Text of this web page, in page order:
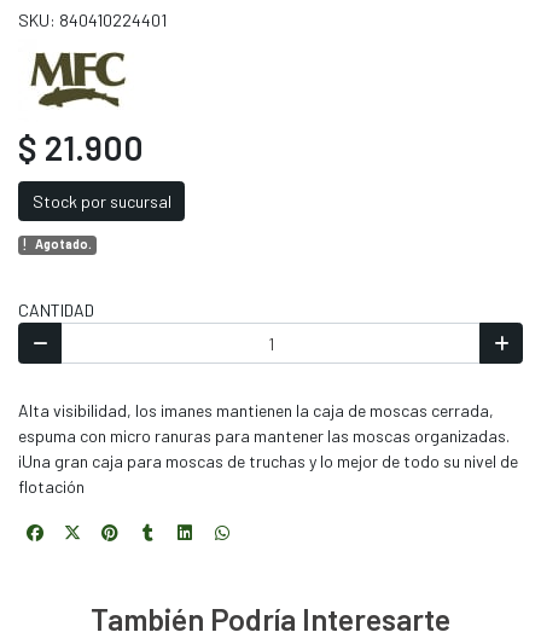
SKU: 840410224401
$ 21.900
Stock por sucursal
Agotado.
CANTIDAD
Alta visibilidad, los imanes mantienen la caja de moscas cerrada,
espuma con micro ranuras para mantener las moscas organizadas.
¡Una gran caja para moscas de truchas y lo mejor de todo su nivel de
flotación
También Podría Interesarte